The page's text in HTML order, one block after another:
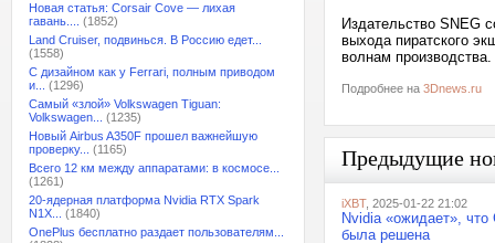
Новая статья: Corsair Cove — лихая
гавань....
(1852)
Land Cruiser, подвинься. В Россию едет...
(1558)
С дизайном как у Ferrari, полным приводом
и...
(1296)
Самый «злой» Volkswagen Tiguan:
Volkswagen...
(1235)
Новый Airbus A350F прошел важнейшую
проверку...
(1165)
Всего 12 км между аппаратами: в космосе...
(1261)
20-ядерная платформа Nvidia RTX Spark
N1X...
(1840)
OnePlus бесплатно раздает пользователям...
Издательство SNEG
выхода пиратского
волнам
Подробнее на 3Dnews.ru
Предыдущие
iXBT, 2025-01-22 21:02
Nvidia «ожидает», что
была решена